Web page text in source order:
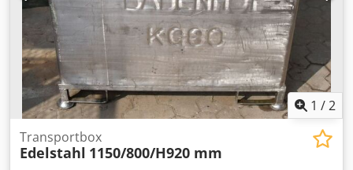
1 /2
Transportbox
Edelstahl 1150/800/H920 mm